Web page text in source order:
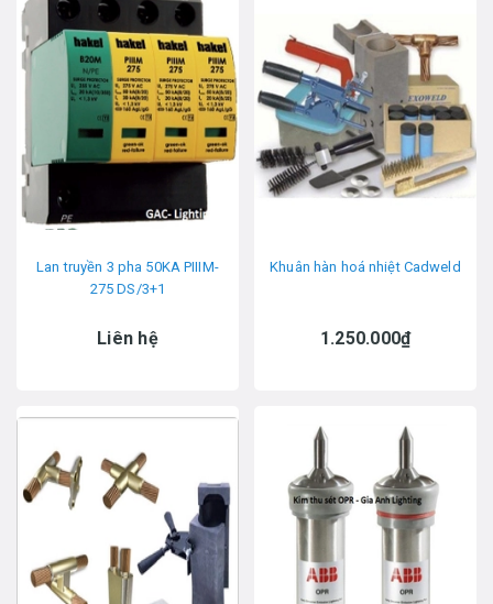
Lan truyền 3 pha 50KA PIIIM-
275 DS/3+1
Liên hệ
Khuân hàn hoá nhiệt Cadweld
1.250.000₫